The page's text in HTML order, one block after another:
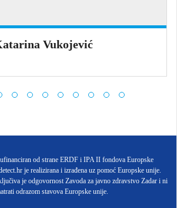
Vukojević
od strane ERDF i IPA II fondova Europske
je realizirana i izrađena uz pomoć Europske unije.
je odgovornost Zavoda za javno zdravstvo Zadar i ni
odrazom stavova Europske unije.